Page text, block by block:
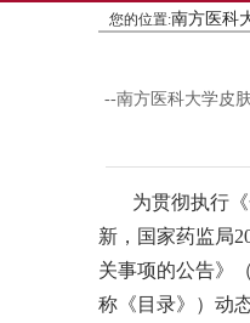
杂志 就诊指南 人才
您的位置:南方医科
--南方医科大学皮
为贯彻执行
新，国家药监局
关事项的公告》
称《目录》）动